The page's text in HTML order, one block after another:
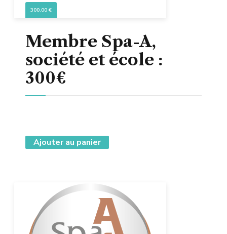
Membre Spa-A,
société et école :
300€
300,00 €
Ajouter au panier